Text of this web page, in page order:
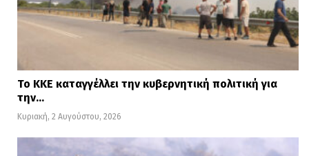
Το ΚΚΕ καταγγέλλει την κυβερνητική πολιτική για
την…
Κυριακή, 2 Αυγούστου, 2026